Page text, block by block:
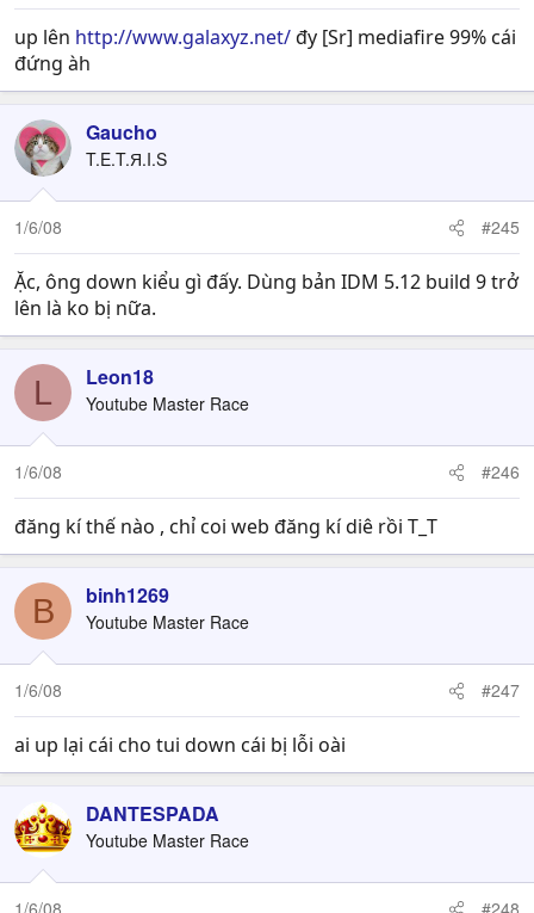
up lên http://www.galaxyz.net/đy [Sr] mediafire 99% cái
đứng àh
Gaucho
T.E.T.Я.I.S
1/6/08 #245
Ặc, ông down kiểu gì đấy. Dùng bản IDM 5.12 build 9 trở
lên là ko bị nữa.
L Leon18
Youtube Master Race
1/6/08 #246
đăng kí thế nào , chỉ coi web đăng kí diê rồi T_T
B binh1269
Youtube Master Race
1/6/08 #247
ai up lại cái cho tui down cái bị lỗi oài
DANTESPADA
Youtube Master Race
1/6/08 #248